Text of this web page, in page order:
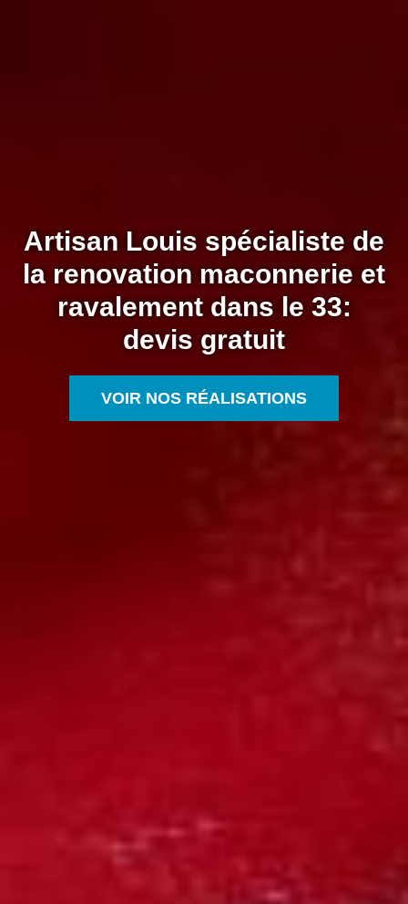
Artisan Louis spécialiste de
la renovation maconnerie et
ravalement dans le 33:
devis gratuit
VOIR NOS RÉALISATIONS